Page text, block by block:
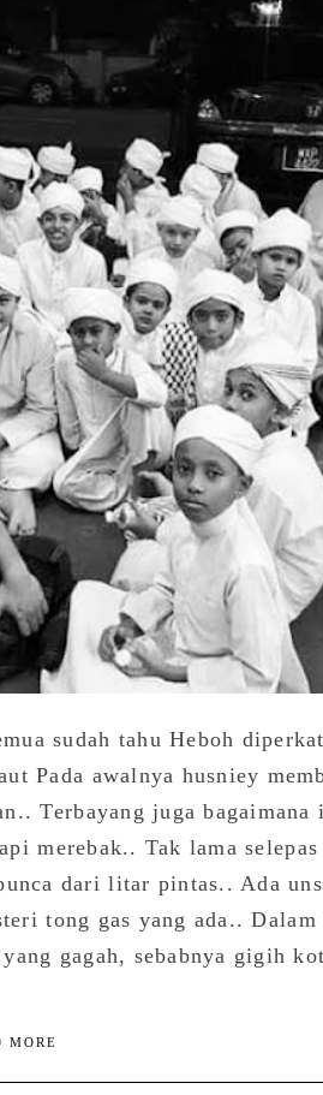
sudah tahu Heboh
Pada awalnya husniey
Terbayang juga bagaimana
merebak.. Tak lama
dari litar pintas.. Ada
tong gas yang ada..
gagah, sebabnya gigih
MORE